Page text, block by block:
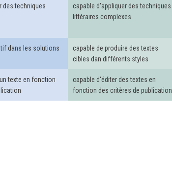
des techniques
capable d'appliquer des techniques
littéraires complexes
dans les solutions
capable de produire des textes
cibles dan différents styles
texte en fonction
capable d'éditer des textes en
fonction des critères de publication